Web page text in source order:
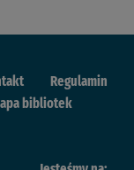
Regulamin
bibliotek